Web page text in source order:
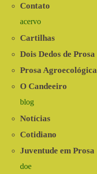
Contato
acervo
Cartilhas
Dois Dedos de Prosa
Prosa Agroecológica
O Candeeiro
blog
Notícias
Cotidiano
Juventude em Prosa
doe